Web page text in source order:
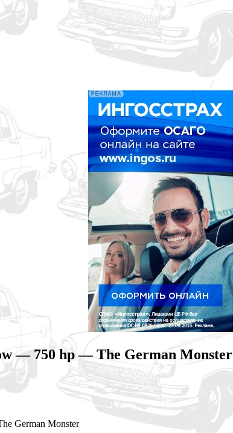
— 750 hp — The German Monster
German Monster